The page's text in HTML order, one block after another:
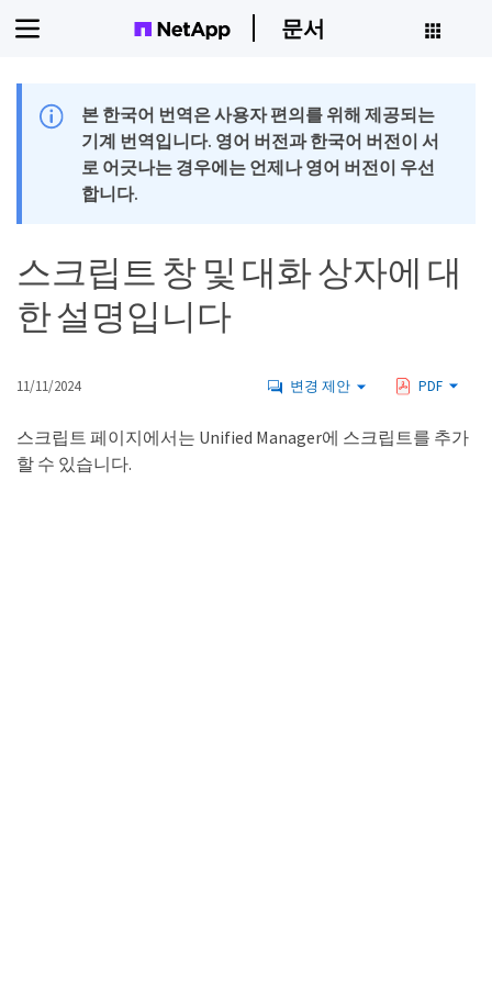
문서
본 한국어 번역은 사용자 편의를 위해 제공되는
기계 번역입니다. 영어 버전과 한국어 버전이 서
로 어긋나는 경우에는 언제나 영어 버전이 우선
합니다.
스크립트 창 및 대화 상자에 대
한 설명입니다
11/11/2024 변경 제안 PDF
스크립트 페이지에서는 Unified Manager에 스크립트를 추가
할 수 있습니다.